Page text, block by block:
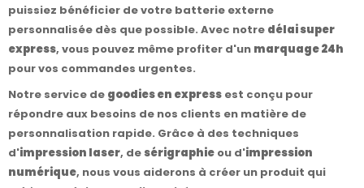
puissiez bénéficier de votre batterie externe
personnalisée dès que possible. Avec notre délai super
express, vous pouvez même profiter d'un marquage 24h
pour vos commandes urgentes.
Notre service de goodies en express est conçu pour
répondre aux besoins de nos clients en matière de
personnalisation rapide. Grâce à des techniques
d'impression laser, desérigraphie ou d'impression
numérique, nous vous aiderons à créer un produit qui